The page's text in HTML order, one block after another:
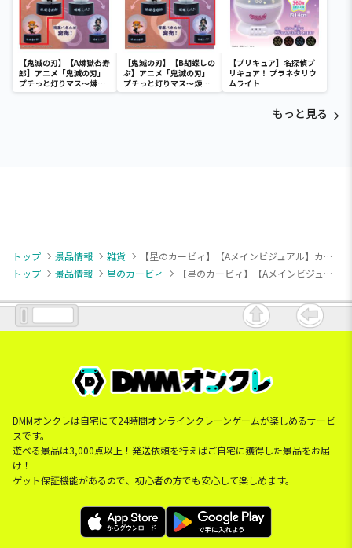
【鬼滅の刃】【A煉獄杏寿
郎】アニメ「鬼滅の刃」
プチっと灯りマス～煉獄
杏寿郎・胡蝶しのぶ～
【鬼滅の刃】【B胡蝶しの
ぶ】アニメ「鬼滅の刃」
プチっと灯りマス～煉獄
杏寿郎・胡蝶しのぶ～
【プリキュア】名探偵プ
リキュア！ プラネタリウ
ムライト
もっと見る
トップ 景品情報 雑貨
【星のカービィ】【Aメインビジュアル】カービィのエアライダー 超BIGクッション
トップ
景品情報 星のカービィ 【星のカービィ】【Aメインビジュアル】カービィのエアライダー 超BIGクッション
DMMオンクレは自宅にて24時間オンラインクレーンゲームが楽しめるサービ
スです。
遊べる景品は3,000点以上！発送依頼を行えばご自宅に獲得した景品をお届
け！
ゲット保証機能があるので、初心者の方でも安心して楽しめます。